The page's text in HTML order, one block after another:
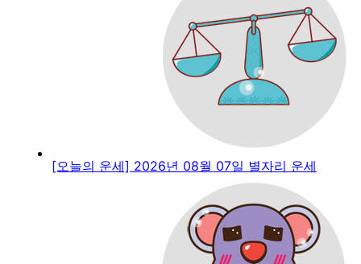
[오늘의 운세] 2026년 08월 07일 별자리 운세